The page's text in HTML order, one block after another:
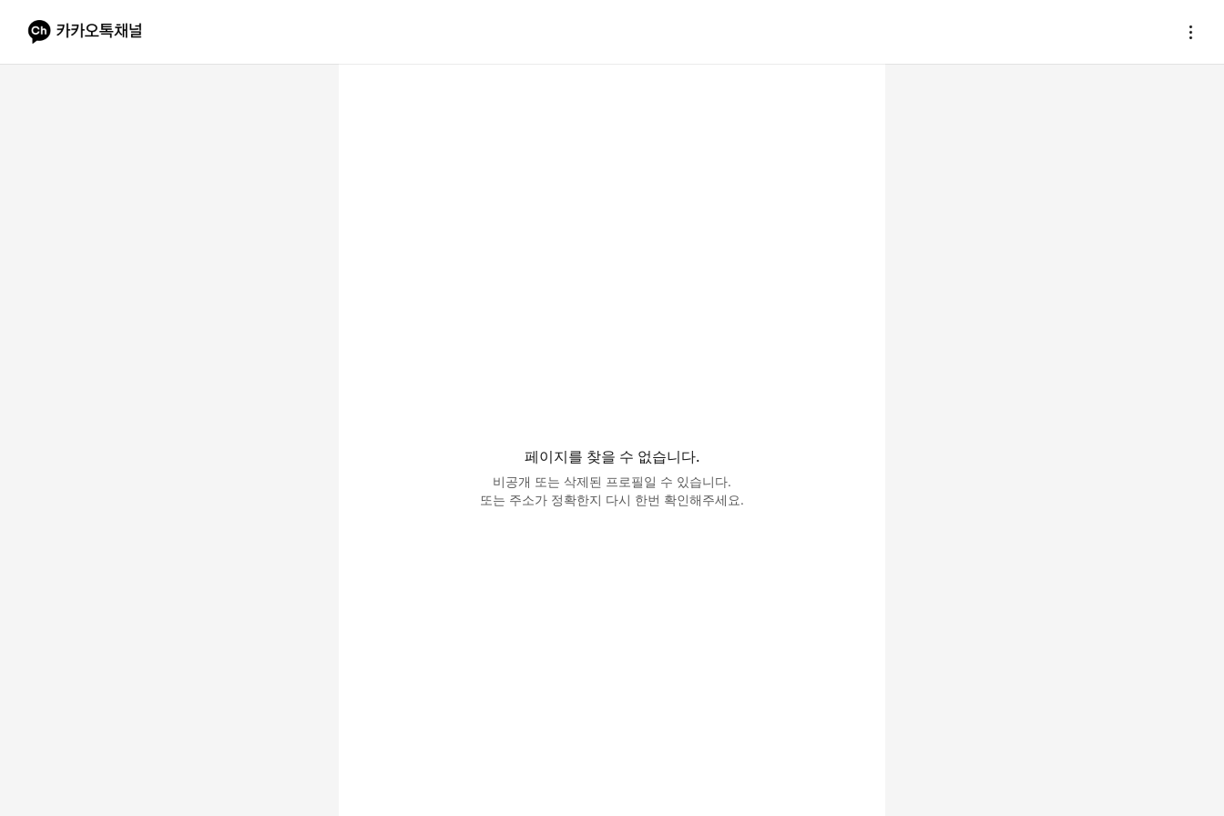
페이지를 찾을 수 없습니다.
비공개 또는 삭제된 프로필일 수 있습니다.
또는 주소가 정확한지 다시 한번 확인해주세요.